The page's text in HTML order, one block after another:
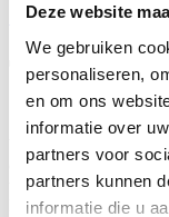
Deze website
We gebruiken
personaliseren,
en om ons
informatie over
partners voor
partners kunnen
informatie die u
Stel uw vraag
Takachi
Stevige gegoten
bereikt door gebruik
onafgewerkte
type).
Populair voor